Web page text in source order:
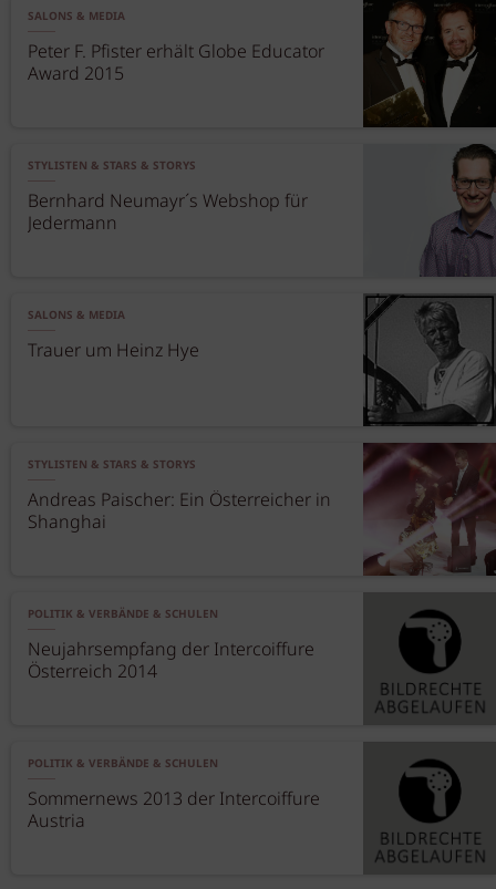
SALONS & MEDIA
Peter F. Pfister erhält Globe Educator
Award 2015
STYLISTEN & STARS & STORYS
Bernhard Neumayr´s Webshop für
Jedermann
SALONS & MEDIA
Trauer um Heinz Hye
STYLISTEN & STARS & STORYS
Andreas Paischer: Ein Österreicher in
Shanghai
POLITIK & VERBÄNDE & SCHULEN
Neujahrsempfang der Intercoiffure
Österreich 2014
POLITIK & VERBÄNDE & SCHULEN
Sommernews 2013 der Intercoiffure
Austria